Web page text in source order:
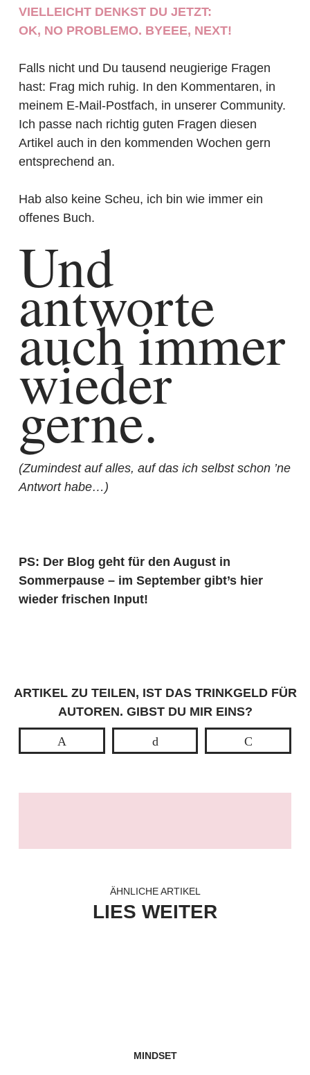
VIELLEICHT DENKST DU JETZT:
OK, NO PROBLEMO. BYEEE, NEXT!
Falls nicht und Du tausend neugierige Fragen
hast: Frag mich ruhig. In den Kommentaren, in
meinem E-Mail-Postfach, in unserer Community.
Ich passe nach richtig guten Fragen diesen
Artikel auch in den kommenden Wochen gern
entsprechend an.
Hab also keine Scheu, ich bin wie immer ein
offenes Buch.
Und
antworte
auch immer
wieder
gerne.
(Zumindest auf alles, auf das ich selbst schon ’ne
Antwort habe…)
PS: Der Blog geht für den August in
Sommerpause – im September gibt’s hier
wieder frischen Input!
ARTIKEL ZU TEILEN, IST DAS TRINKGELD FÜR
AUTOREN. GIBST DU MIR EINS?
ÄHNLICHE ARTIKEL
LIES WEITER
MINDSET